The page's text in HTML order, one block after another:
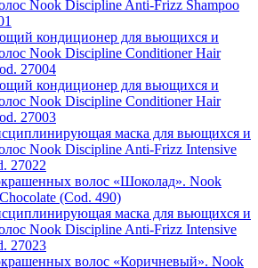
Nook Discipline Anti-Frizz Shampoo
кондиционер для вьющихся и
Nook Discipline Conditioner Hair
27004
кондиционер для вьющихся и
Nook Discipline Conditioner Hair
27003
маска для вьющихся и
Nook Discipline Anti-Frizz Intensive
27022
волос «Шоколад». Nook
(Cod. 490)
маска для вьющихся и
Nook Discipline Anti-Frizz Intensive
27023
волос «Коричневый». Nook